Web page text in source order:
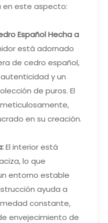
en este aspecto:
Español Hecha a
está adornado
de cedro español,
y un
de puros. El
en su creación.
El interior está
lo que
entorno estable
ayuda a
constante,
envejecimiento de